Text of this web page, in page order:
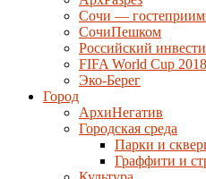
Сочи —
СочиПешком
Российский
FIFA World Cup 2018
Эко-Берег
Город
АрхиНегатив
Городская среда
Парки и
Граффити и